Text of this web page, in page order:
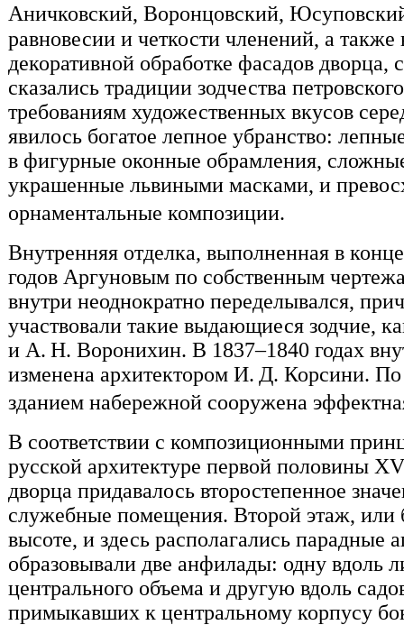
Аничковский, Воронцовский,
равновесии и четкости членений, а также
декоративной обработке фасадов дворца,
сказались традиции зодчества
требованиям художественных вкусов
явилось богатое лепное убранство:
в фигурные оконные обрамления,
украшенные львиными масками, и
орнаментальные композиции.
Внутренняя отделка, выполненная в
годов Аргуновым по собственным
внутри неоднократно переделывался,
участвовали такие выдающиеся зодчие,
и А. Н. Воронихин. В 1837–1840 годах
изменена архитектором И. Д. Корсини. По
зданием набережной сооружена
В соответствии с композиционными
русской архитектуре первой половины
дворца придавалось второстепенное
служебные помещения. Второй этаж,
высоте, и здесь располагались парадные
образовывали две анфилады: одну вдоль
центрального объема и другую вдоль
примыкавших к центральному корпусу